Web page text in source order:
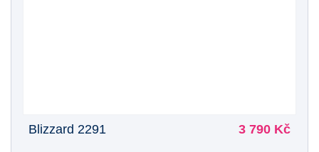
Blizzard 2291 3 790 Kč